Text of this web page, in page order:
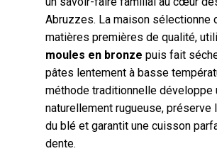
Abruzzes. La maison sélectionne
matières premières de qualité,
moules en bronze puis fait
pâtes lentement à basse
méthode traditionnelle développe
naturellement rugueuse, préserve
du blé et garantit une cuisson
dente.